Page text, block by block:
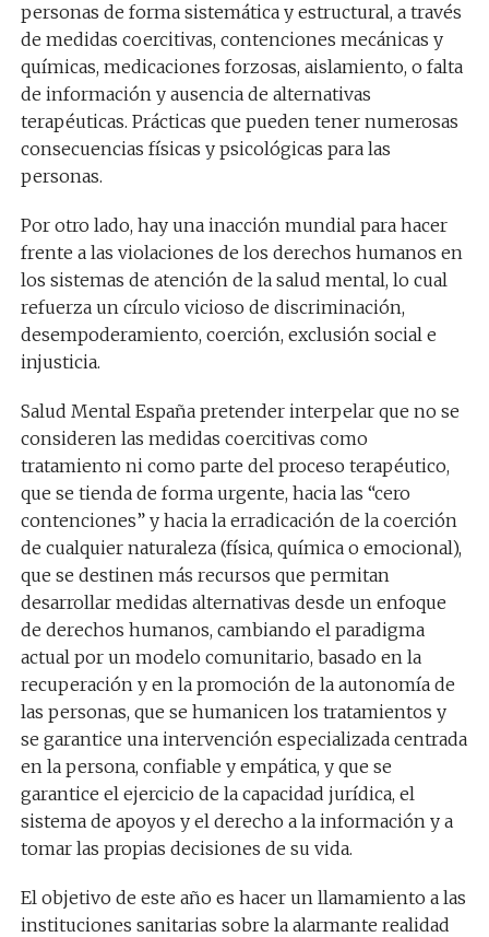
personas de forma sistemática y estructural, a través
de medidas coercitivas, contenciones mecánicas y
químicas, medicaciones forzosas, aislamiento, o falta
de información y ausencia de alternativas
terapéuticas. Prácticas que pueden tener numerosas
consecuencias físicas y psicológicas para las
personas.
Por otro lado, hay una inacción mundial para hacer
frente a las violaciones de los derechos humanos en
los sistemas de atención de la salud mental, lo cual
refuerza un círculo vicioso de discriminación,
desempoderamiento, coerción, exclusión social e
injusticia.
Salud Mental España pretender interpelar que no se
consideren las medidas coercitivas como
tratamiento ni como parte del proceso terapéutico,
que se tienda de forma urgente, hacia las “cero
contenciones” y hacia la erradicación de la coerción
de cualquier naturaleza (física, química o emocional),
que se destinen más recursos que permitan
desarrollar medidas alternativas desde un enfoque
de derechos humanos, cambiando el paradigma
actual por un modelo comunitario, basado en la
recuperación y en la promoción de la autonomía de
las personas, que se humanicen los tratamientos y
se garantice una intervención especializada centrada
en la persona, confiable y empática, y que se
garantice el ejercicio de la capacidad jurídica, el
sistema de apoyos y el derecho a la información y a
tomar las propias decisiones de su vida.
El objetivo de este año es hacer un llamamiento a las
instituciones sanitarias sobre la alarmante realidad